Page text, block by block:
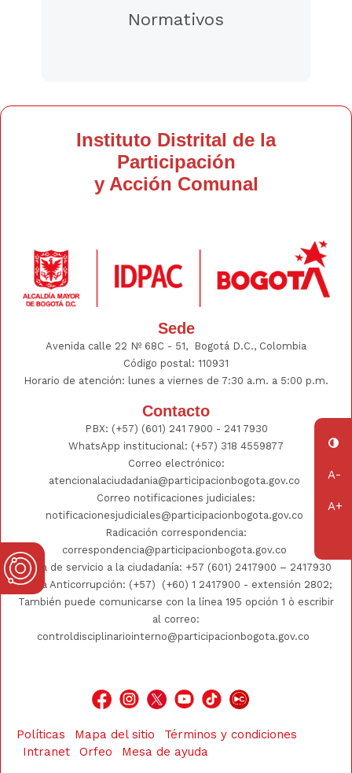
Normativos
Instituto Distrital de la
Participación
y Acción Comunal
Sede
Avenida calle 22 Nº 68C - 51, Bogotá D.C., Colombia
Código postal: 110931
Horario de atención: lunes a viernes de 7:30 a.m. a 5:00 p.m.
Contacto
PBX: (+57) (601) 241 7900 - 241 7930
WhatsApp institucional: (+57) 318 4559877
Correo electrónico:
atencionalaciudadania@participacionbogota.gov.co
Correo notificaciones judiciales:
notificacionesjudiciales@participacionbogota.gov.co
Radicación correspondencia:
correspondencia@participacionbogota.gov.co
Línea de servicio a la ciudadanía: +57 (601) 2417900 – 2417930
Línea Anticorrupción: (+57)
(+60) 1 2417900 - extensión 2802;
También puede comunicarse con la línea 195 opción 1 ò escribir
al correo:
controldisciplinariointerno@participacionbogota.gov.co
Políticas Mapa del sitio
Términos y condiciones
Intranet
Orfeo Mesa de ayuda